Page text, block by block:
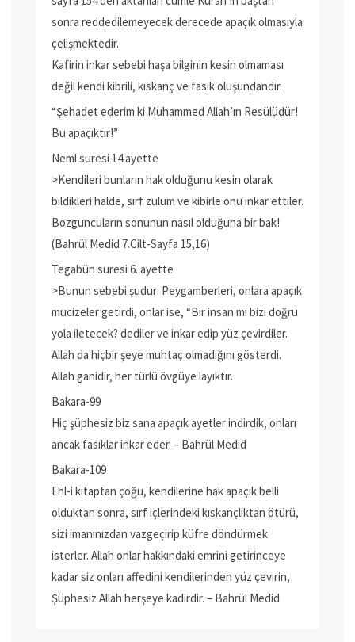
sonra reddedilemeyecek derecede apaçık olmasıyla
çelişmektedir.
Kafirin inkar sebebi haşa bilginin kesin olmaması
değil kendi kibrili, kıskanç ve fasık oluşundandır.
“Şehadet ederim ki Muhammed Allah’ın Resülüdür!
Bu apaçıktır!”
Neml suresi 14.ayette
>Kendileri bunların hak olduğunu kesin olarak
bildikleri halde, sırf zulüm ve kibirle onu inkar ettiler.
Bozguncuların sonunun nasıl olduğuna bir bak!
(Bahrül Medid 7.Cilt-Sayfa 15,16)
Tegabün suresi 6. ayette
>Bunun sebebi şudur: Peygamberleri, onlara apaçık
mucizeler getirdi, onlar ise, “Bir insan mı bizi doğru
yola iletecek? dediler ve inkar edip yüz çevirdiler.
Allah da hiçbir şeye muhtaç olmadığını gösterdi.
Allah ganidir, her türlü övgüye layıktır.
Bakara-99
Hiç şüphesiz biz sana apaçık ayetler indirdik, onları
ancak fasıklar inkar eder. – Bahrül Medid
Bakara-109
Ehl-i kitaptan çoğu, kendilerine hak apaçık belli
olduktan sonra, sırf içlerindeki kıskançlıktan ötürü,
sizi imanınızdan vazgeçirip küfre döndürmek
isterler. Allah onlar hakkındaki emrini getirinceye
kadar siz onları affedini kendilerinden yüz çevirin,
Şüphesiz Allah herşeye kadirdir. – Bahrül Medid